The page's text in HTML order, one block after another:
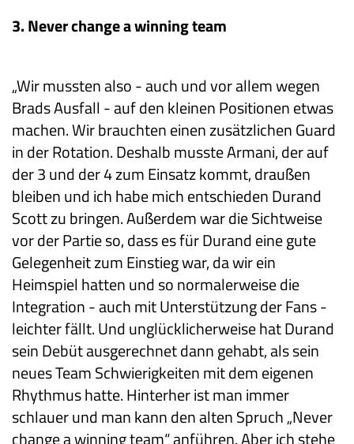
3. Never change a winning team
„Wir mussten also - auch und vor allem wegen
Brads Ausfall - auf den kleinen Positionen etwas
machen. Wir brauchten einen zusätzlichen Guard
in der Rotation. Deshalb musste Armani, der auf
der 3 und der 4 zum Einsatz kommt, draußen
bleiben und ich habe mich entschieden Durand
Scott zu bringen. Außerdem war die Sichtweise
vor der Partie so, dass es für Durand eine gute
Gelegenheit zum Einstieg war, da wir ein
Heimspiel hatten und so normalerweise die
Integration - auch mit Unterstützung der Fans -
leichter fällt. Und unglücklicherweise hat Durand
sein Debüt ausgerechnet dann gehabt, als sein
neues Team Schwierigkeiten mit dem eigenen
Rhythmus hatte. Hinterher ist man immer
schlauer und man kann den alten Spruch „Never
change a winning team“ anführen. Aber ich stehe